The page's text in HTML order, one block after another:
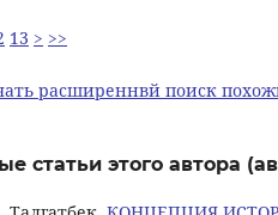
13 > >>
расширеннвй поиск
статьи этого автора